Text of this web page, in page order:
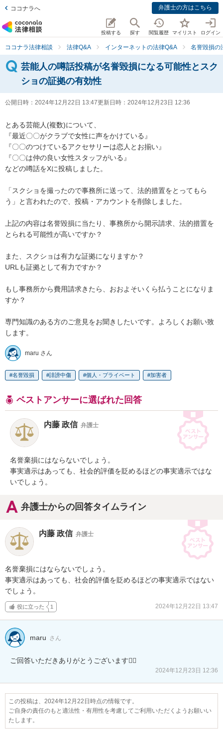
ココナラへ 弁護士の方はこちら
投稿する 探す 閲覧履歴 マイリスト ログイン
ココナラ法律相談 法律Q&A インターネットの法律Q&A 名誉毀損の
芸能人の噂話投稿が名誉毀損になる可能性とスク
ショの証拠の有効性
公開日時： 2024年12月22日 13:47更新日時： 2024年12月23日 12:36
とある芸能人(複数)について、
『最近〇〇がクラブで女性に声をかけている』
『〇〇のつけているアクセサリーは恋人とお揃い』
『〇〇は仲の良い女性スタッフがいる』
などの噂話をXに投稿しました。
「スクショを撮ったので事務所に送って、法的措置をとってもら
う」と言われたので、投稿・アカウントを削除しました。
上記の内容は名誉毀損に当たり、事務所から開示請求、法的措置を
とられる可能性が高いですか？
また、スクショは有力な証拠になりますか？
URLも証拠として有力ですか？
もし事務所から費用請求きたら、おおよそいくら払うことになりま
すか？
専門知識のある方のご意見をお聞きしたいです。よろしくお願い致
します。
maru さん
名誉毀損 誹謗中傷 個人・プライベート 加害者
ベストアンサーに選ばれた回答
内藤 政信 弁護士
名誉棄損にはならないでしょう。
事実適示はあっても、社会的評価を貶めるほどの事実適示ではな
いでしょう。
弁護士からの回答タイムライン
内藤 政信 弁護士
名誉棄損にはならないでしょう。
事実適示はあっても、社会的評価を貶めるほどの事実適示ではない
でしょう。
役に立った 1 2024年12月22日 13:47
maru さん
ご回答いただきありがとうございます🙇‍♀️
2024年12月23日 12:36
この投稿は、2024年12月22日時点の情報です。
ご自身の責任のもと適法性・有用性を考慮してご利用いただくようお願いい
たします。